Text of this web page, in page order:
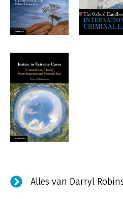
Alles van Darryl